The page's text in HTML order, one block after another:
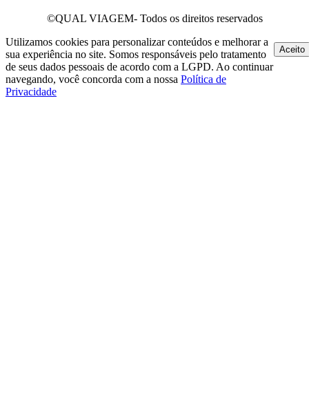
©QUAL VIAGEM- Todos os direitos reservados
Utilizamos cookies para personalizar conteúdos e melhorar a
sua experiência no site. Somos responsáveis pelo tratamento
de seus dados pessoais de acordo com a LGPD. Ao continuar
navegando, você concorda com a nossa Política de
Privacidade
Aceito